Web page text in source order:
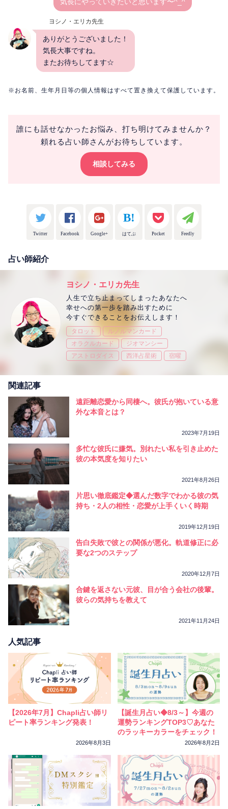
ヨシノ・エリカ先生
ありがとうございました！
気長大事ですね。
またお待ちしてます☆
※お名前、生年月日等の個人情報はすべて置き換えて保護しています。
誰にも話せなかったお悩み、打ち明けてみませんか？
頼れる占い師さんがお待ちしています。
相談してみる
Twitter Facebook Google+ はてぶ Pocket Feedly
占い師紹介
ヨシノ・エリカ先生
人生で立ち止まってしまったあなたへ
幸せへの第一歩を踏み出すために
今すぐできることをお伝えします！
タロット
ルノルマンカード
オラクルカード
ジオマンシー
アストロダイス
西洋占星術 宿曜
関連記事
遠距離恋愛から同棲へ。彼氏が抱いている意
外な本音とは？
2023年7月19日
多忙な彼氏に嫌気。別れたい私を引き止めた
彼の本気度を知りたい
2021年8月26日
片思い徹底鑑定◆選んだ数字でわかる彼の気
持ち・2人の相性・恋愛が上手くいく時期
2019年12月19日
告白失敗で彼との関係が悪化。軌道修正に必
要な2つのステップ
2020年12月7日
合鍵を返さない元彼、目が合う会社の後輩。
彼らの気持ちを教えて
2021年11月24日
人気記事
【2026年7月】Chapli占い師リ
ピート率ランキング発表！
2026年8月3日
【誕生月占い◆8/3～】今週の
運勢ランキングTOP3♡あなた
のラッキーカラーをチェック！
2026年8月2日